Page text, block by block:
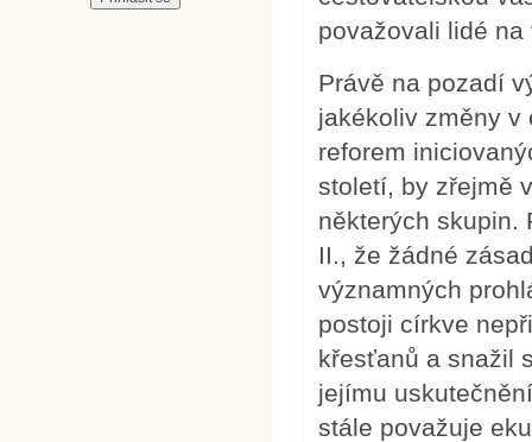
považovali lidé
Právě na pozadí
jakékoliv změny
reforem
století, by zřejmě
některých skupin.
II., že žádné
významných
postoji církve
křesťanů a snažil
jejímu
stále považuje